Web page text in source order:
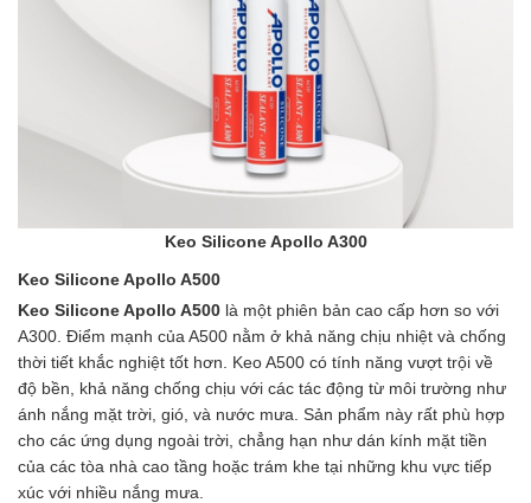
Keo Silicone Apollo A300
Keo Silicone Apollo A500
Keo Silicone Apollo A500 là một phiên bản cao cấp hơn so với
A300. Điểm mạnh của A500 nằm ở khả năng chịu nhiệt và chống
thời tiết khắc nghiệt tốt hơn. Keo A500 có tính năng vượt trội về
độ bền, khả năng chống chịu với các tác động từ môi trường như
ánh nắng mặt trời, gió, và nước mưa. Sản phẩm này rất phù hợp
cho các ứng dụng ngoài trời, chẳng hạn như dán kính mặt tiền
của các tòa nhà cao tầng hoặc trám khe tại những khu vực tiếp
xúc với nhiều nắng mưa.